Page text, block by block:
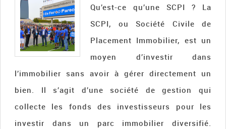
Qu’est-ce qu’une SCPI ? La
SCPI, ou Société Civile de
Placement Immobilier, est un
moyen d’investir dans
l’immobilier sans avoir à gérer directement un
bien. Il s’agit d’une société de gestion qui
collecte les fonds des investisseurs pour les
investir dans un parc immobilier diversifié.